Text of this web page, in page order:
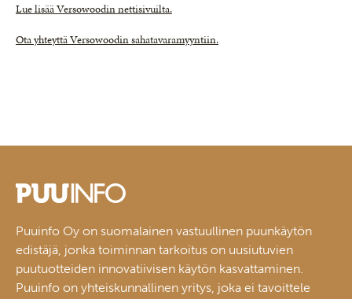
Lue lisää Versowoodin nettisivuilta.
Ota yhteyttä Versowoodin sahatavaramyyntiin.
Puuinfo Oy on suomalainen vastuullinen puunkäytön
edistäjä, jonka toiminnan tarkoitus on uusiutuvien
puutuotteiden innovatiivisen käytön kasvattaminen.
Puuinfo on yhteiskunnallinen yritys, joka ei tavoittele